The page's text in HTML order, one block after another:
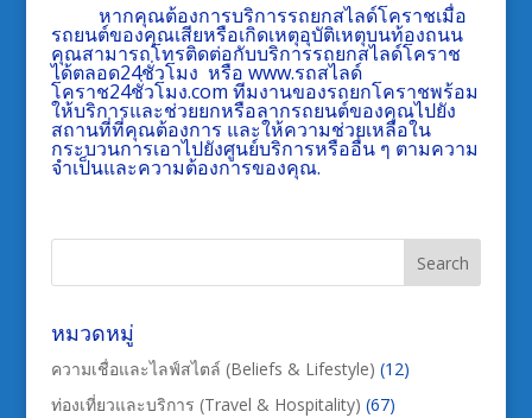
หากคุณต้องการบริการรถยกสไลด์โคราชเมื่อ
รถยนต์ของคุณเสียหรือเกิดเหตุอุบัติเหตุบนท้องถนน
คุณสามารถโทรติดต่อกับบริการรถยกสไลด์โคราช
ได้ตลอด24ชั่วโมง หรือ www.รถสไลด์
โคราช24ชั่วโมง.com ทีมงานของรถยกโคราชพร้อม
ให้บริการและช่วยยกหรือลากรถยนต์ของคุณไปยัง
สถานที่ที่คุณต้องการ และให้ความช่วยเหลือใน
กระบวนการเอาไปยังศูนย์บริการหรืออื่น ๆ ตามความ
จำเป็นและความต้องการของคุณ.
หมวดหมู่
ความเชื่อและไลฟ์สไตล์ (Beliefs & Lifestyle) (12)
ท่องเที่ยวและบริการ (Travel & Hospitality) (67)